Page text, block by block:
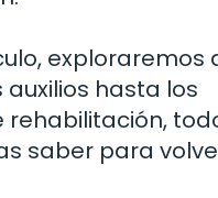
exploraremos
hasta los
rehabilitación,
saber para